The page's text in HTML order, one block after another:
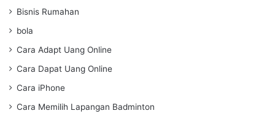
Bisnis Rumahan
bola
Cara Adapt Uang Online
Cara Dapat Uang Online
Cara iPhone
Cara Memilih Lapangan Badminton